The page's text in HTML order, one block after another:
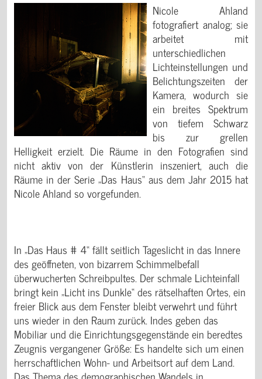
Nicole Ahland
fotografiert analog; sie
arbeitet mit
unterschiedlichen
Lichteinstellungen und
Belichtungszeiten der
Kamera, wodurch sie
ein breites Spektrum
von tiefem Schwarz
bis zur grellen
Helligkeit erzielt. Die Räume in den Fotografien sind
nicht aktiv von der Künstlerin inszeniert, auch die
Räume in der Serie „Das Haus“ aus dem Jahr 2015 hat
Nicole Ahland so vorgefunden.
In „Das Haus # 4“ fällt seitlich Tageslicht in das Innere
des geöffneten, von bizarrem Schimmelbefall
überwucherten Schreibpultes. Der schmale Lichteinfall
bringt kein „Licht ins Dunkle“ des rätselhaften Ortes, ein
freier Blick aus dem Fenster bleibt verwehrt und führt
uns wieder in den Raum zurück. Indes geben das
Mobiliar und die Einrichtungsgegenstände ein beredtes
Zeugnis vergangener Größe: Es handelte sich um einen
herrschaftlichen Wohn- und Arbeitsort auf dem Land.